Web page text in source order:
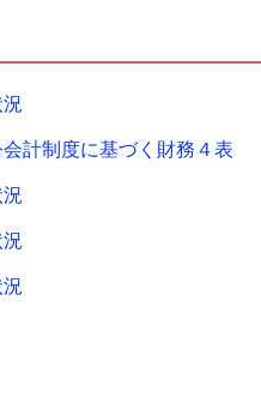
計制度に基づく財務４表